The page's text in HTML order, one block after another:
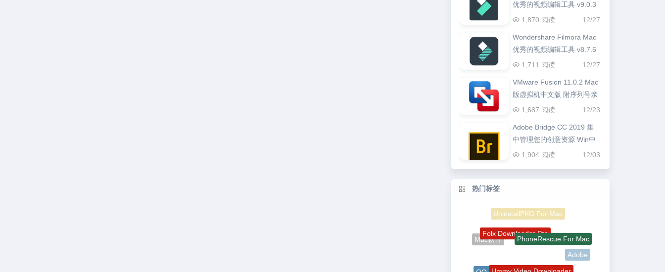
优秀的视频编辑工具 v9.0.3
12/27
1,870 阅读
Wondershare Filmora Mac
优秀的视频编辑工具 v8.7.6
12/27
1,711 阅读
VMware Fusion 11.0.2 Mac
版虚拟机中文版 附序列号亲
测可用
12/23
1,687 阅读
Adobe Bridge CC 2019 集
中管理您的创意资源 Win中
文版
12/03
1,904 阅读
热门标签
UninstallPKG For Mac
Mac软件
Folx Downloader Pro
PhoneRescue For Mac
Adobe
QQ For Mac
Ummy Video Downloader